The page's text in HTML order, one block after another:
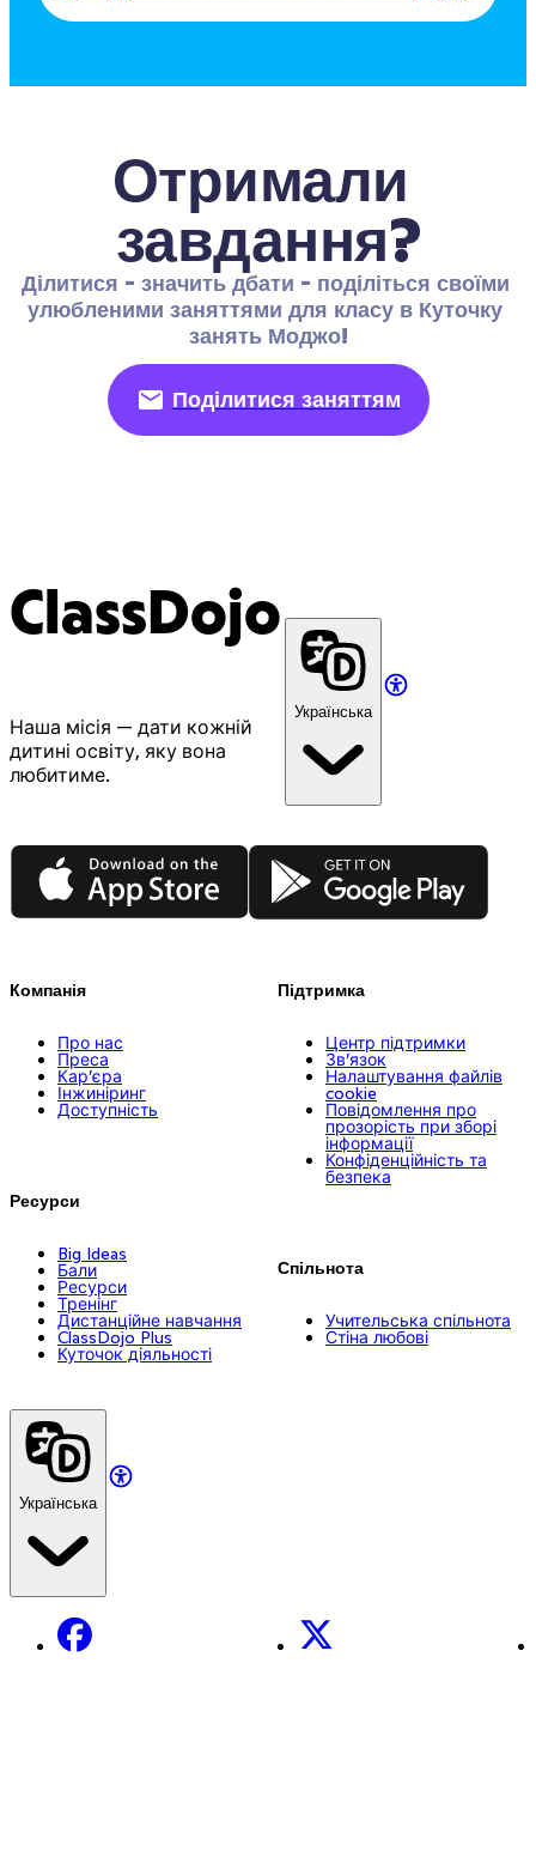
Отримали
завдання?
Ділитися - значить дбати - поділіться своїми
улюбленими заняттями для класу в Куточку
занять Моджо!
Поділитися заняттям
ClassDojo
Наша місія — дати кожній
дитині освіту, яку вона
любитиме.
Українська
App Store Google Play
Компанія
Про нас
Преса
Кар’єра
Інжиніринг
Доступність
Ресурси
Big Ideas
Бали
Ресурси
Тренінг
Дистанційне навчання
ClassDojo Plus
Куточок діяльності
Підтримка
Центр підтримки
Зв’язок
Налаштування файлів
cookie
Повідомлення про
прозорість при зборі
інформації
Конфіденційність та
безпека
Спільнота
Учительська спільнота
Стіна любові
Українська
Facebook X